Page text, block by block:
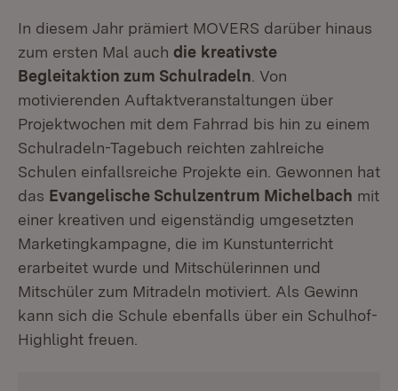
In diesem Jahr prämiert MOVERS darüber hinaus
zum ersten Mal auch die kreativste
Begleitaktion zum Schulradeln . Von
motivierenden Auftaktveranstaltungen über
Projektwochen mit dem Fahrrad bis hin zu einem
Schulradeln-Tagebuch reichten zahlreiche
Schulen einfallsreiche Projekte ein. Gewonnen hat
das Evangelische Schulzentrum Michelbach mit
einer kreativen und eigenständig umgesetzten
Marketingkampagne, die im Kunstunterricht
erarbeitet wurde und Mitschülerinnen und
Mitschüler zum Mitradeln motiviert. Als Gewinn
kann sich die Schule ebenfalls über ein Schulhof-
Highlight freuen.